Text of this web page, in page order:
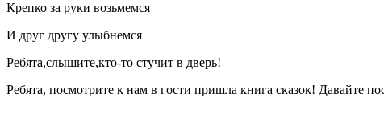
Крепко за руки возьмемся
И друг другу улыбнемся
Ребята,слышите,кто-то стучит в дверь!
Ребята, посмотрите к нам в гости пришла книга сказок! Давайте